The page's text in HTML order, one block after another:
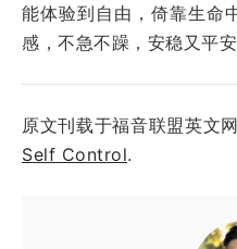
能体验到自由，倚靠生命
感，不急不躁，安稳又平安
原文刊载于福音联盟英文
Self Control.